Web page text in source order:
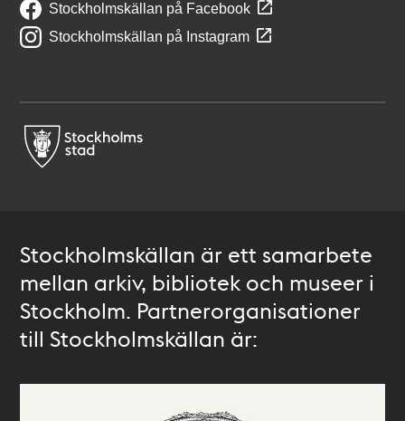
Stockholmskällan på Facebook
Stockholmskällan på Instagram
Stockholmskällan är ett samarbete
mellan arkiv, bibliotek och museer i
Stockholm. Partnerorganisationer
till Stockholmskällan är: